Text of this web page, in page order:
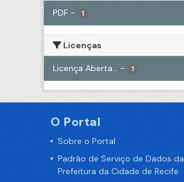
PDF - 1
Licenças
Licença Aberta... - 1
O Portal
Sobre o Portal
Padrão de Serviço de Dados da
Prefeitura da Cidade de Recife